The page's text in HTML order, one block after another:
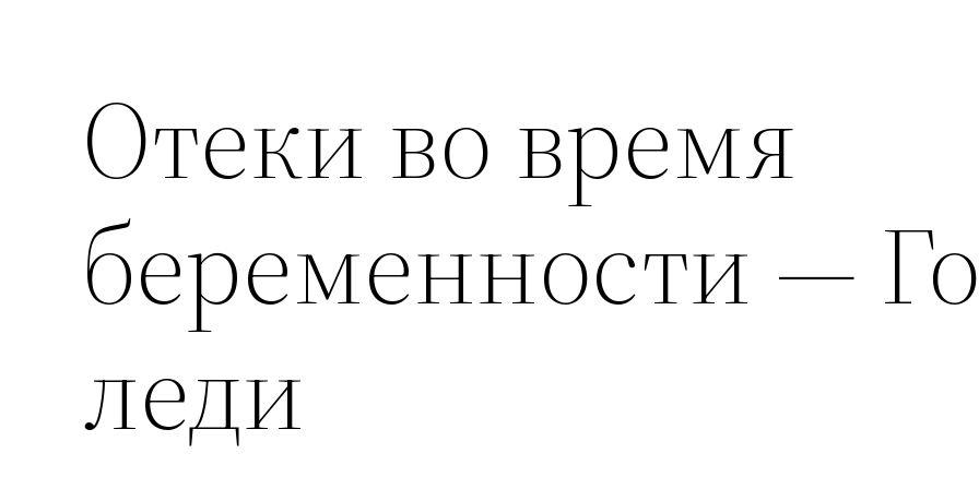
Отеки во время
беременности —
леди